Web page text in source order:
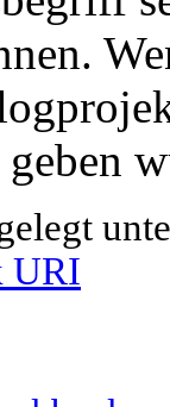
geben
URI